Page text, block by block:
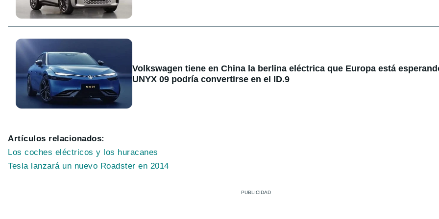
Volkswagen tiene en China la berlina eléctrica que Europa está
UNYX 09 podría convertirse en el ID.9
Artículos relacionados:
Los coches eléctricos y los huracanes
Tesla lanzará un nuevo Roadster en 2014